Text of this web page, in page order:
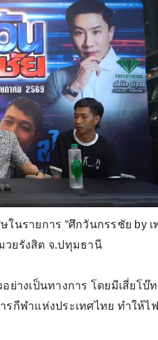
นรายการ “ศึกวันกรรชัย by
วยรังสิต จ.ปทุมธานี
ย่างเป็นทางการ โดยมีเสี่ยโบ๊
กีฬาแห่งประเทศไทย ทำให้ไ